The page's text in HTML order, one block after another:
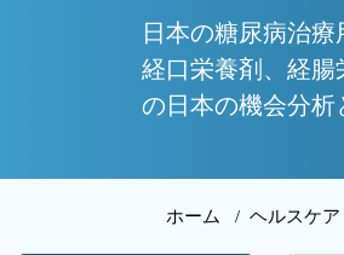
日本の糖尿病治
経口栄養剤、経腸
の日本の機会分析
ホーム / ヘルスケア